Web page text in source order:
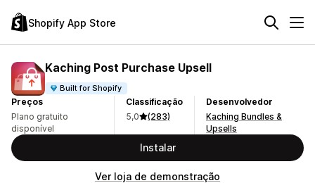
Shopify App Store
Kaching Post Purchase Upsell
Built for Shopify
Preços
Plano gratuito
disponível
Classificação
5,0
(283)
Desenvolvedor
Kaching Bundles &
Upsells
Instalar
Ver loja de demonstração